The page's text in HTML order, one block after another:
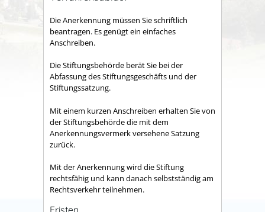
Die Anerkennung müssen Sie schriftlich
beantragen. Es genügt ein einfaches
Anschreiben.
Die Stiftungsbehörde berät Sie bei der
Abfassung des Stiftungsgeschäfts und der
Stiftungssatzung.
Mit einem kurzen Anschreiben erhalten Sie von
der Stiftungsbehörde die mit dem
Anerkennungsvermerk versehene Satzung
zurück.
Mit der Anerkennung wird die Stiftung
rechtsfähig und kann danach selbstständig am
Rechtsverkehr teilnehmen.
Fristen